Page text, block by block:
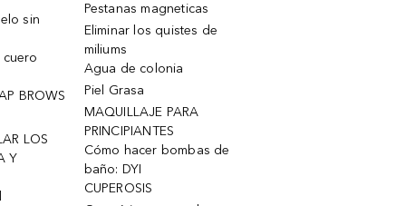
sin
cuero
BROWS
LOS
Y
Pestanas magneticas
Eliminar los quistes de
miliums
Agua de colonia
Piel Grasa
MAQUILLAJE PARA
PRINCIPIANTES
Cómo hacer bombas de
baño: DYI
CUPEROSIS